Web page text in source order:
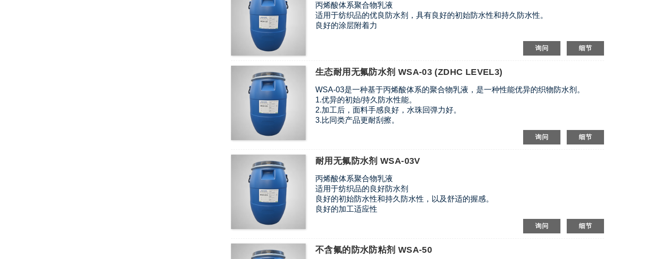
丙烯酸体系聚合物乳液
适用于纺织品的优良防水剂，具有良好的初始防水性和持久防水性。
良好的涂层附着力
询问 细节
生态耐用无氟防水剂 WSA-03 (ZDHC LEVEL3)
WSA-03是一种基于丙烯酸体系的聚合物乳液，是一种性能优异的织物防水剂。
1.优异的初始/持久防水性能。
2.加工后，面料手感良好，水珠回弹力好。
3.比同类产品更耐刮擦。
询问 细节
耐用无氟防水剂 WSA-03V
丙烯酸体系聚合物乳液
适用于纺织品的良好防水剂
良好的初始防水性和持久防水性，以及舒适的握感。
良好的加工适应性
询问 细节
不含氟的防水防粘剂 WSA-50